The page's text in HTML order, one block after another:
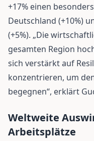
+17% einen
Deutschland (+10%)
(+5%). „Die
gesamten Region
sich verstärkt auf
konzentrieren, um
begegnen“, erklärt
Weltweite
Arbeitsplätze